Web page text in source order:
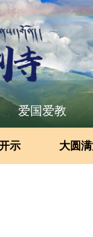
爱国爱教
示 大圆